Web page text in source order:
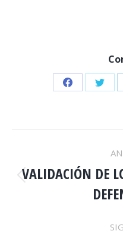
Share
Facebook
ENTRE
VALIDACIÓN DE